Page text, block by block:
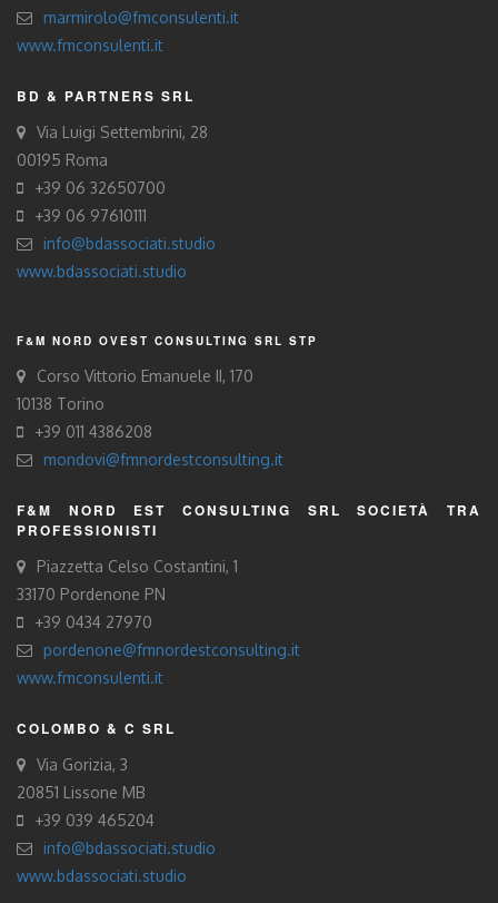
marmirolo@fmconsulenti.it
www.fmconsulenti.it
BD & PARTNERS SRL
Via Luigi Settembrini, 28
00195 Roma
+39 06 32650700
+39 06 97610111
info@bdassociati.studio
www.bdassociati.studio
F&M NORD OVEST CONSULTING SRL STP
Corso Vittorio Emanuele II, 170
10138 Torino
+39 011 4386208
mondovi@fmnordestconsulting.it
F&M NORD EST CONSULTING SRL SOCIETÀ TRA
PROFESSIONISTI
Piazzetta Celso Costantini, 1
33170 Pordenone PN
+39 0434 27970
pordenone@fmnordestconsulting.it
www.fmconsulenti.it
COLOMBO & C SRL
Via Gorizia, 3
20851 Lissone MB
+39 039 465204
info@bdassociati.studio
www.bdassociati.studio